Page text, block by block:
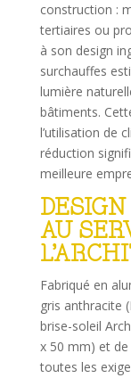
construction :
tertiaires ou
à son design
surchauffes
lumière
bâtiments.
l’utilisation de
réduction
meilleure
AU
Fabriqué en
gris anthracite
brise-soleil
x 50 mm) et de
toutes les